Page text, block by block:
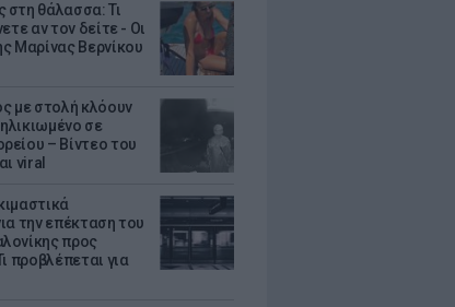
θάλασσα: Τι
αν τον δείτε - Οι
Μαρίνας Βερνίκου
με στολή κλόουν
σε
– Βίντεο του
viral
την επέκταση του
προς
προβλέπεται για